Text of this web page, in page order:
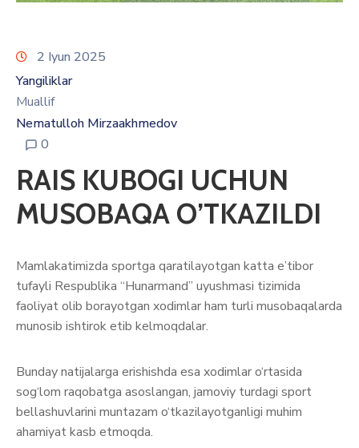
2 Iyun 2025
Yangiliklar
Muallif
Nematulloh Mirzaakhmedov
0
RAIS KUBOGI UCHUN
MUSOBAQA O’TKAZILDI
Mamlakatimizda sportga qaratilayotgan katta e’tibor
tufayli Respublika “Hunarmand” uyushmasi tizimida
faoliyat olib borayotgan xodimlar ham turli musobaqalarda
munosib ishtirok etib kelmoqdalar.
Bunday natijalarga erishishda esa xodimlar o‘rtasida
sog‘lom raqobatga asoslangan, jamoviy turdagi sport
bellashuvlarini muntazam o‘tkazilayotganligi muhim
ahamiyat kasb etmoqda.